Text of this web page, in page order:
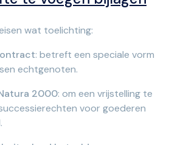
wat toelichting:
: betreft een speciale vorm
echtgenoten.
2000: om een vrijstelling te
voor goederen